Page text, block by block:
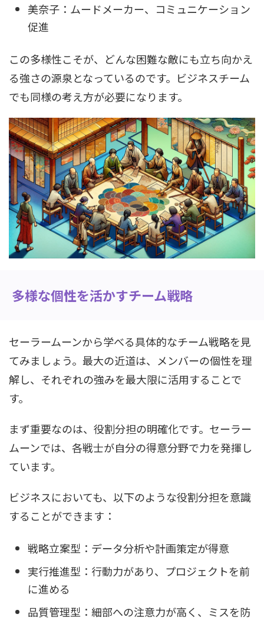
美奈子：ムードメーカー、コミュニケーション
促進
この多様性こそが、どんな困難な敵にも立ち向かえ
る強さの源泉となっているのです。ビジネスチーム
でも同様の考え方が必要になります。
多様な個性を活かすチーム戦略
セーラームーンから学べる具体的なチーム戦略を見
てみましょう。最大の近道は、メンバーの個性を理
解し、それぞれの強みを最大限に活用することで
す。
まず重要なのは、役割分担の明確化です。セーラー
ムーンでは、各戦士が自分の得意分野で力を発揮し
ています。
ビジネスにおいても、以下のような役割分担を意識
することができます：
戦略立案型：データ分析や計画策定が得意
実行推進型：行動力があり、プロジェクトを前
に進める
品質管理型：細部への注意力が高く、ミスを防